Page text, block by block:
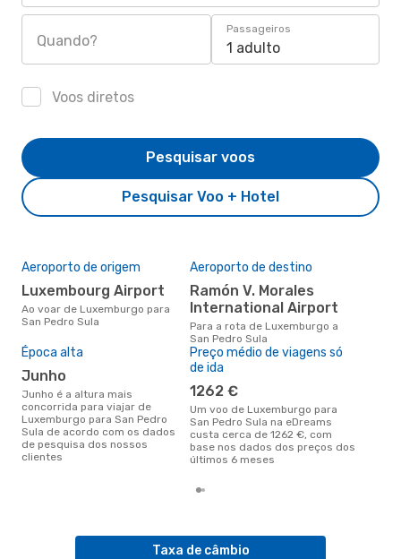
Quando?
Passageiros
1 adulto
Voos diretos
Pesquisar Voo + Hotel
Pesquisar voos
Aeroporto de origem
Luxembourg Airport
Ao voar de Luxemburgo para
San Pedro Sula
Aeroporto de destino
Ramón V. Morales
International Airport
Para a rota de Luxemburgo a
San Pedro Sula
Época alta
junho
junho é a altura mais
concorrida para viajar de
Luxemburgo para San Pedro
Sula de acordo com os dados
de pesquisa dos nossos
clientes
Preço médio de viagens só
de ida
1262 €
Um voo de Luxemburgo para
San Pedro Sula na eDreams
custa cerca de 1262 €, com
base nos dados dos preços dos
últimos 6 meses
Taxa de câmbio